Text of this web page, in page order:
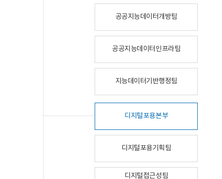
공공지능데이터개방팀
공공지능데이터인프라팀
지능데이터기반행정팀
디지털포용본부
디지털포용기획팀
디지털접근성팀